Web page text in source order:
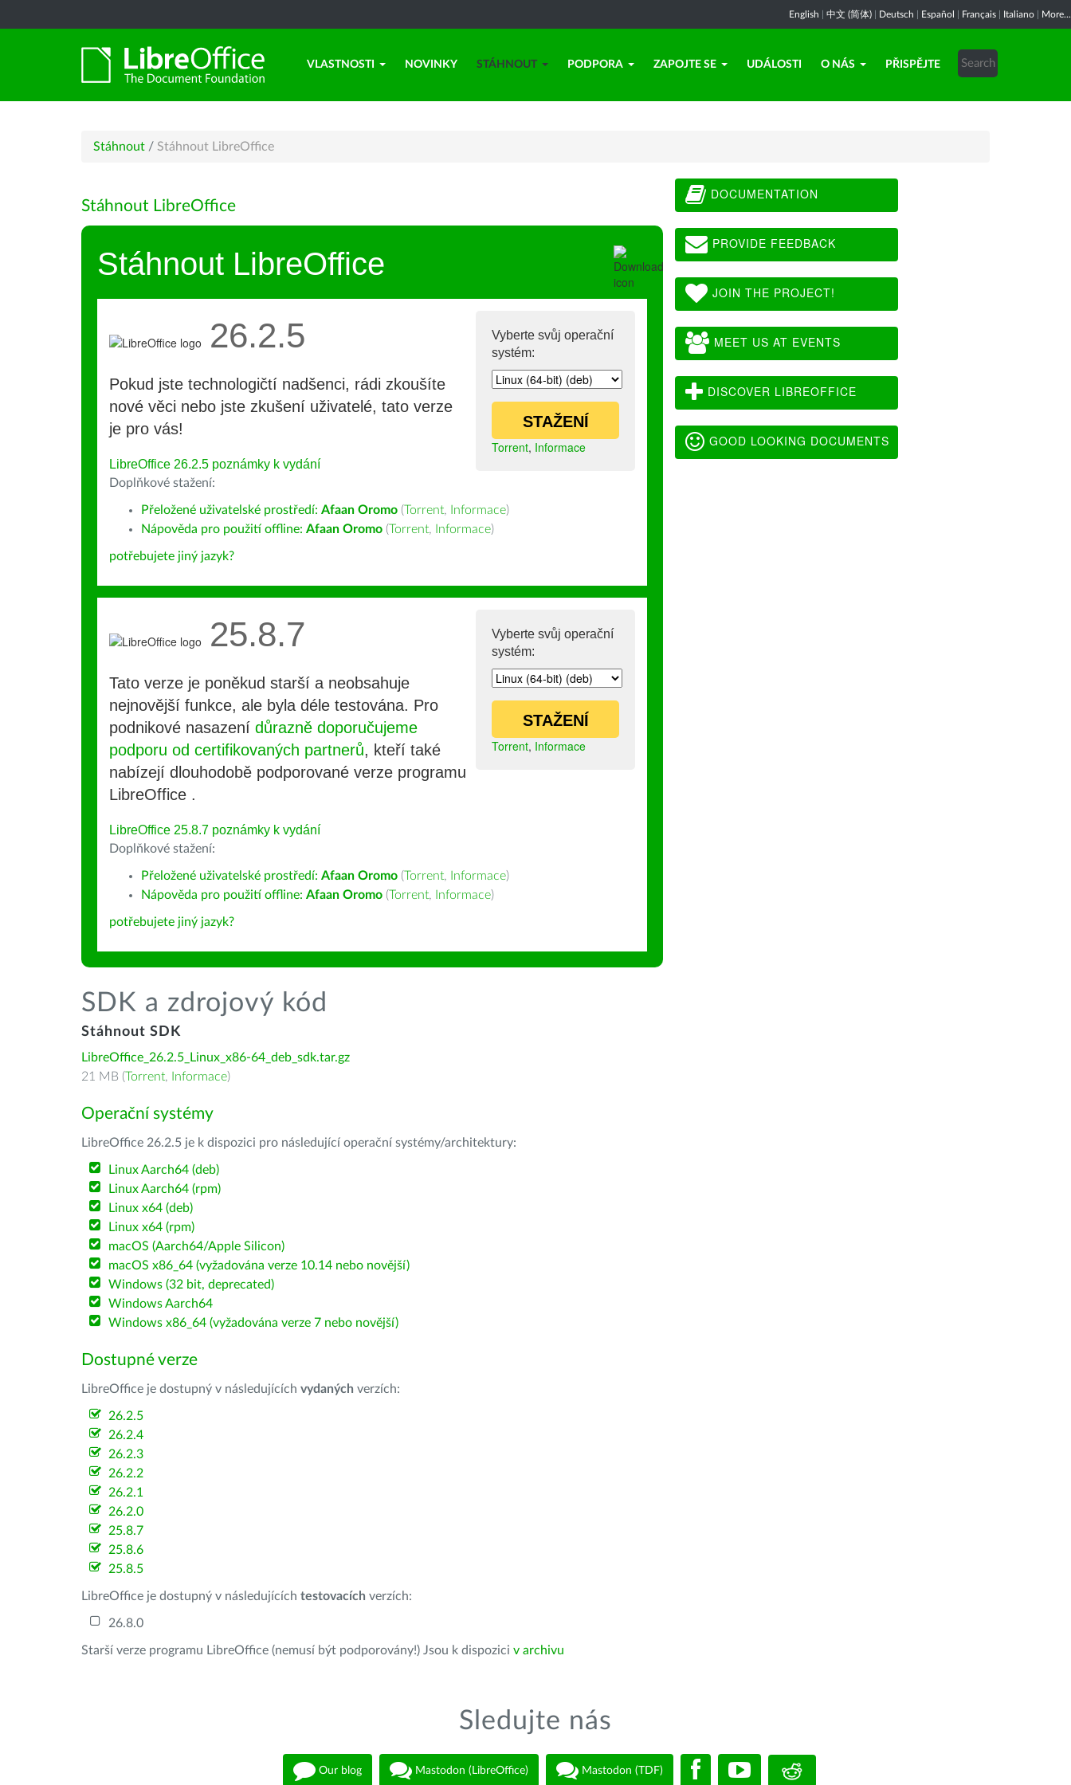
English 中文 (简体) Deutsch Español Français Italiano More...
VLASTNOSTI NOVINKY STÁHNOUT PODPORA ZAPOJTE SE UDÁLOSTI O NÁS PŘISPĚJTE
Stáhnout / Stáhnout LibreOffice
Stáhnout LibreOffice
Stáhnout LibreOffice
Vyberte svůj operační
systém:
STAŽENÍ
Torrent, Informace
26.2.5
Pokud jste technologičtí nadšenci, rádi zkoušíte
nové věci nebo jste zkušení uživatelé, tato verze
je pro vás!
LibreOffice 26.2.5 poznámky k vydání
Doplňkové stažení:
Přeložené uživatelské prostředí: Afaan Oromo (Torrent, Informace)
Nápověda pro použití offline: Afaan Oromo (Torrent, Informace)
potřebujete jiný jazyk?
Vyberte svůj operační
systém:
STAŽENÍ
Torrent, Informace
25.8.7
Tato verze je poněkud starší a neobsahuje
nejnovější funkce, ale byla déle testována. Pro
podnikové nasazení důrazně doporučujeme
podporu od certifikovaných partnerů, kteří také
nabízejí dlouhodobě podporované verze programu
LibreOffice .
LibreOffice 25.8.7 poznámky k vydání
Doplňkové stažení:
Přeložené uživatelské prostředí: Afaan Oromo (Torrent, Informace)
Nápověda pro použití offline: Afaan Oromo (Torrent, Informace)
potřebujete jiný jazyk?
SDK a zdrojový kód
Stáhnout SDK
LibreOffice_26.2.5_Linux_x86-64_deb_sdk.tar.gz
21 MB (Torrent, Informace)
Operační systémy
LibreOffice 26.2.5 je k dispozici pro následující operační systémy/architektury:
Linux Aarch64 (deb)
Linux Aarch64 (rpm)
Linux x64 (deb)
Linux x64 (rpm)
macOS (Aarch64/Apple Silicon)
macOS x86_64 (vyžadována verze 10.14 nebo novější)
Windows (32 bit, deprecated)
Windows Aarch64
Windows x86_64 (vyžadována verze 7 nebo novější)
Dostupné verze
LibreOffice je dostupný v následujících vydaných verzích:
26.2.5
26.2.4
26.2.3
26.2.2
26.2.1
26.2.0
25.8.7
25.8.6
25.8.5
LibreOffice je dostupný v následujících testovacích verzích:
26.8.0
Starší verze programu LibreOffice (nemusí být podporovány!) Jsou k dispozici v archivu
DOCUMENTATION
PROVIDE FEEDBACK
JOIN THE PROJECT!
MEET US AT EVENTS
DISCOVER LIBREOFFICE
GOOD LOOKING DOCUMENTS
Sledujte nás
Our blog Mastodon (LibreOffice) Mastodon (TDF)